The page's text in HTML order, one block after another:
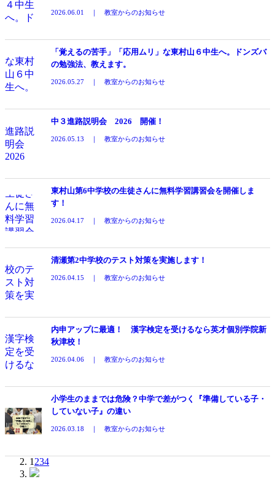
2026.06.01 ｜ 教室からのお知らせ
「覚えるの苦手」「応用ムリ」な東村山６中生へ。ドンズバ
の勉強法、教えます。
2026.05.27 ｜ 教室からのお知らせ
中３進路説明会 2026 開催！
2026.05.13 ｜ 教室からのお知らせ
東村山第6中学校の生徒さんに無料学習講習会を開催しま
す！
2026.04.17 ｜ 教室からのお知らせ
清瀬第2中学校のテスト対策を実施します！
2026.04.15 ｜ 教室からのお知らせ
内申アップに最適！ 漢字検定を受けるなら英才個別学院新
秋津校！
2026.04.06 ｜ 教室からのお知らせ
小学生のままでは危険？中学で差がつく『準備している子・
していない子』の違い
2026.03.18 ｜ 教室からのお知らせ
1 234